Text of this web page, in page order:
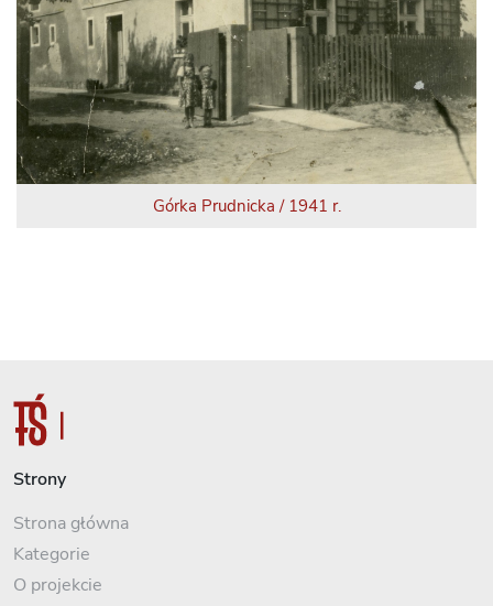
Górka Prudnicka / 1941 r.
Strony
Strona główna
Kategorie
O projekcie